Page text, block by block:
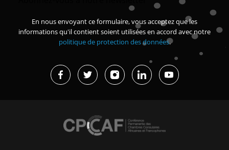
En nous envoyant ce formulaire, vous acceptez que les
informations qu'il contient soient utilisées en accord avec notre
politique de protection des données.